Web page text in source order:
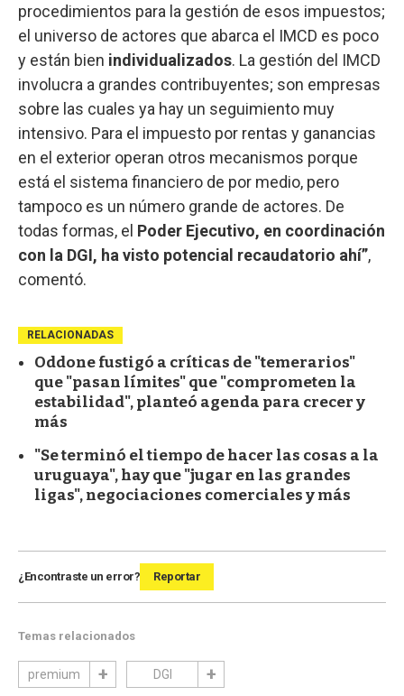
procedimientos para la gestión de esos impuestos;
el universo de actores que abarca el IMCD es poco
y están bien individualizados. La gestión del IMCD
involucra a grandes contribuyentes; son empresas
sobre las cuales ya hay un seguimiento muy
intensivo. Para el impuesto por rentas y ganancias
en el exterior operan otros mecanismos porque
está el sistema financiero de por medio, pero
tampoco es un número grande de actores. De
todas formas, el Poder Ejecutivo, en coordinación
con la DGI, ha visto potencial recaudatorio ahí”,
comentó.
RELACIONADAS
Oddone fustigó a críticas de "temerarios"
que "pasan límites" que "comprometen la
estabilidad", planteó agenda para crecer y
más
"Se terminó el tiempo de hacer las cosas a la
uruguaya", hay que "jugar en las grandes
ligas", negociaciones comerciales y más
¿Encontraste un error? Reportar
Temas relacionados
premium DGI